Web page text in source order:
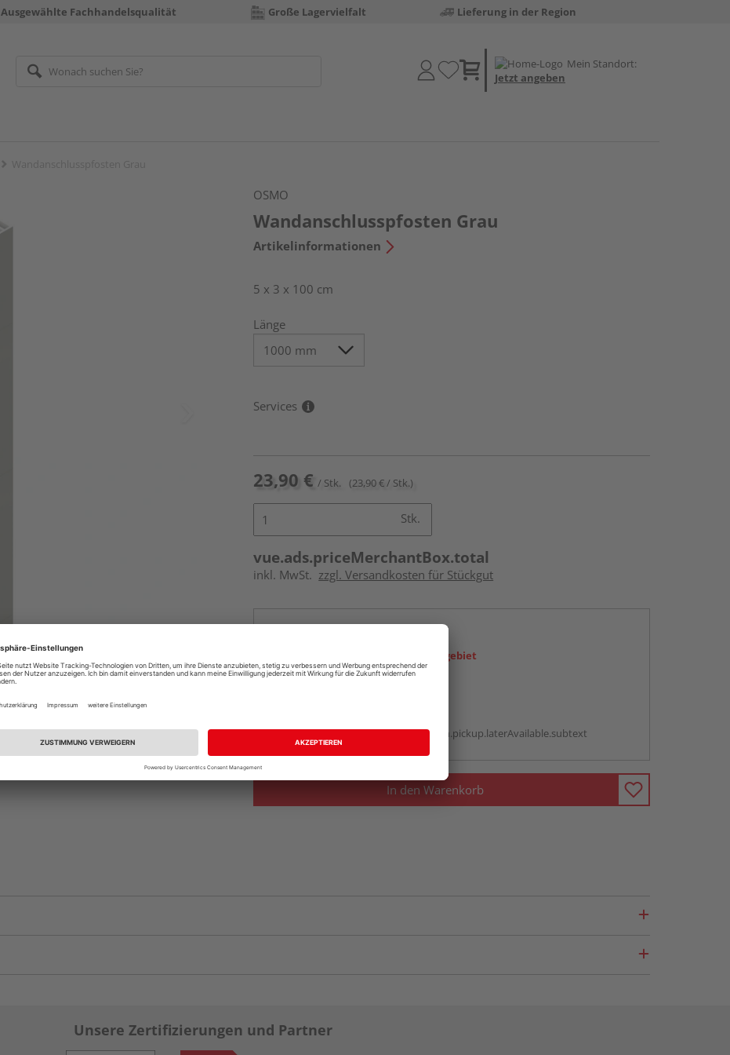
Ausgewählte Fachhandelsqualität Große Lagervielfalt Lieferung in der Region
Mein Standort:
Jetzt angeben
OSMO
Wandanschlusspfosten Grau
Artikelinformationen
5 x 3 x 100 cm
Länge
Services
23,90 € / Stk. (23,90 € / Stk.)
Stk.
vue.ads.priceMerchantBox.total
inkl. MwSt. zzgl. Versandkosten für Stückgut
Ihr Standort ist nicht im Liefergebiet
vue.ads.priceMerchantBox.option.pickup.laterAvailable.subtext
In den Warenkorb
Unsere Zertifizierungen und Partner